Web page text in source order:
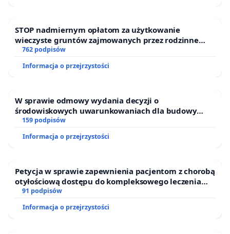
STOP nadmiernym opłatom za użytkowanie
wieczyste gruntów zajmowanych przez rodzinne
ogrody działkowe.
762 podpisów
Informacja o przejrzystości
W sprawie odmowy wydania decyzji o
środowiskowych uwarunkowaniach dla budowy
zakładu wytwarzania biometanu „Krynki” w
Puszczy Knyszyńskiej
159 podpisów
Informacja o przejrzystości
Petycja w sprawie zapewnienia pacjentom z chorobą
otyłościową dostępu do kompleksowego leczenia
oraz programów profilaktycznych.
91 podpisów
Informacja o przejrzystości